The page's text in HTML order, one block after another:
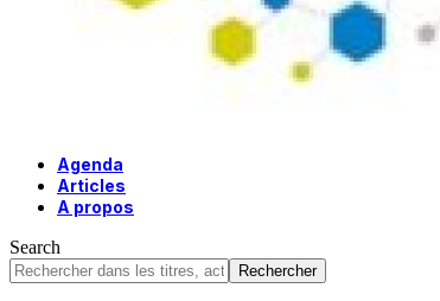
Agenda
Articles
A propos
Search